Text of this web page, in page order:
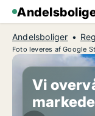
Andelsboliger
Foto leveres af Google
Vi